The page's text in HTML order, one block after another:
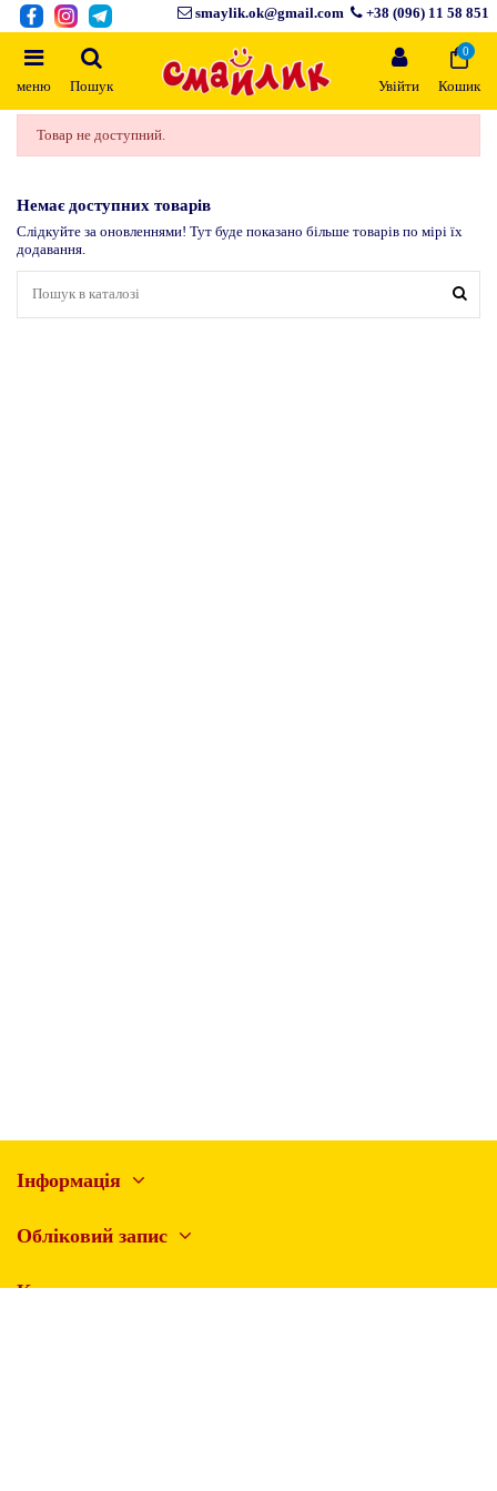
smaylik.ok@gmail.com +38 (096) 11 58 851
меню Пошук Увійти
0
Кошик
Товар не доступний.
Немає доступних товарів
Слідкуйте за оновленнями! Тут буде показано більше товарів по мірі їх
додавання.
Інформація
Обліковий запис
Контакти